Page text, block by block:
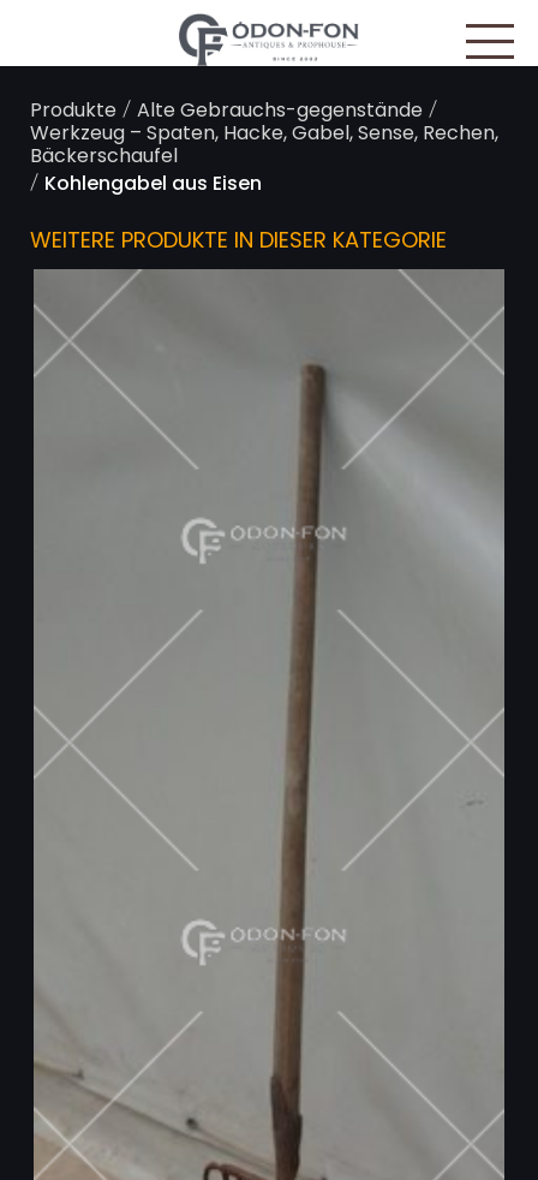
Produkte/Alte Gebrauchs-gegenstände/
Werkzeug – Spaten, Hacke, Gabel, Sense, Rechen,
Bäckerschaufel
/ Kohlengabel aus Eisen
WEITERE PRODUKTE IN DIESER KATEGORIE